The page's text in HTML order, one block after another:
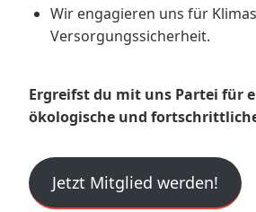
Wir engagieren uns für
Versorgungssicherheit.
Ergreifst du mit uns Partei für
ökologische und
Jetzt Mitglied werden!